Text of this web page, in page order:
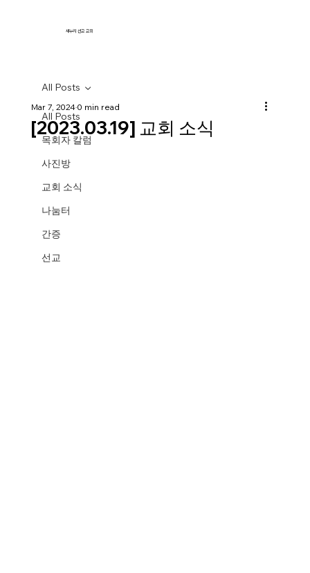
새누리 선교 교회
All Posts
목회자 칼럼
사진방
교회 소식
나눔터
간증
선교
All Posts
[2023.03.19] 교회 소식
Mar 7, 20240 min read